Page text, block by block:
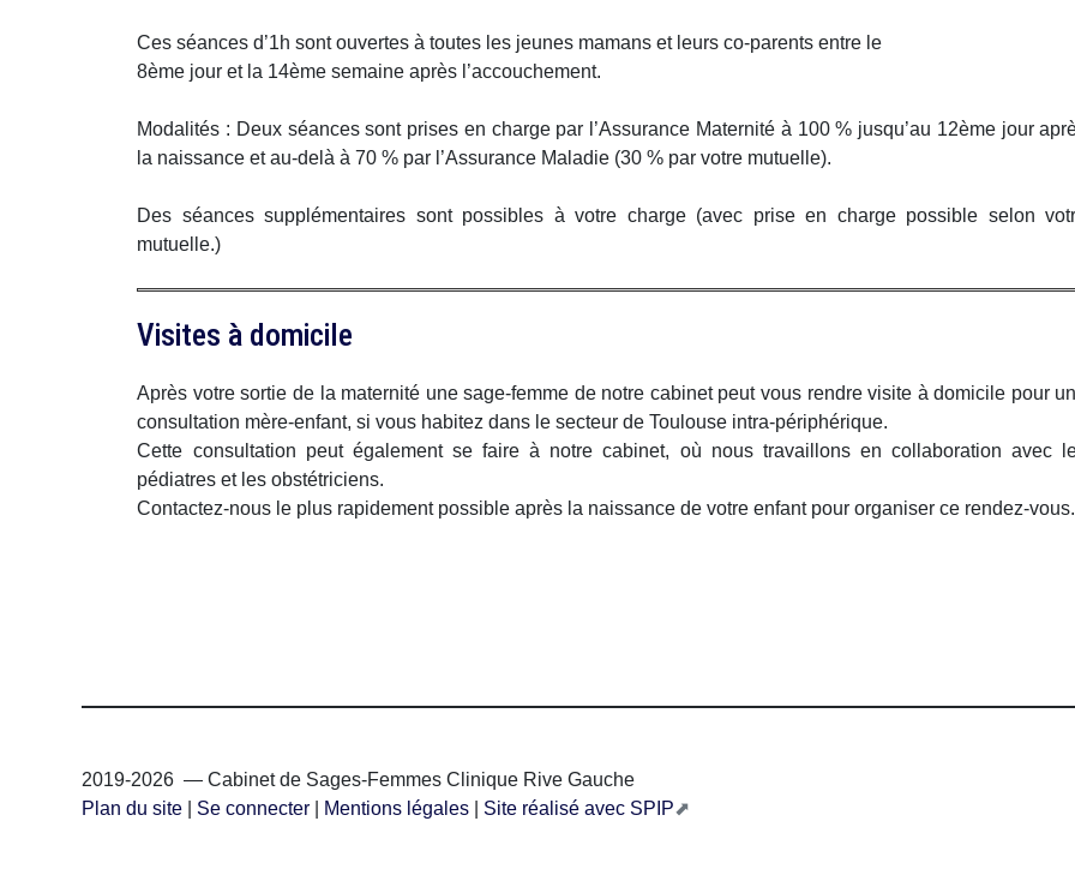
Ces séances d’1h sont ouvertes à toutes les jeunes mamans et leurs co-parents entre le
8ème jour et la 14ème semaine après l’accouchement.
Modalités : Deux séances sont prises en charge par l’Assurance Maternité à 100 % jusqu’au 12ème jour
la naissance et au-delà à 70 % par l’Assurance Maladie (30 % par votre mutuelle).
Des séances supplémentaires sont possibles à votre charge (avec prise en charge possible selon
mutuelle.)
Visites à domicile
Après votre sortie de la maternité une sage-femme de notre cabinet peut vous rendre visite à domicile pour
consultation mère-enfant, si vous habitez dans le secteur de Toulouse intra-périphérique.
Cette consultation peut également se faire à notre cabinet, où nous travaillons en collaboration avec
pédiatres et les obstétriciens.
Contactez-nous le plus rapidement possible après la naissance de votre enfant pour organiser ce rendez-vous.
2019-2026 — Cabinet de Sages-Femmes Clinique Rive Gauche
Plan du site
Se connecter Mentions légales Site réalisé avec SPIP